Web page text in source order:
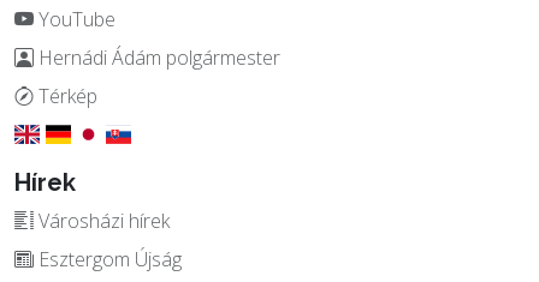
YouTube
Hernádi Ádám polgármester
Térkép
Hírek
Városházi hírek
Esztergom Újság